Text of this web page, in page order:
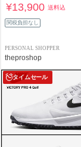
¥13,900送料込
関税負担なし
PERSONAL SHOPPER
theproshop
タイムセール